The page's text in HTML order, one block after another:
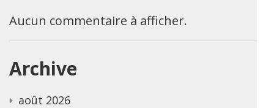
Aucun commentaire à afficher.
Archive
août 2026